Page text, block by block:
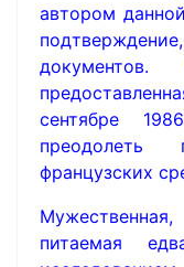
автором
сентябре
преодолеть
французских
питаемая